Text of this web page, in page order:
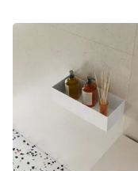
Larghezza
25,8 cm
Profondità
13,2 cm
Altezza